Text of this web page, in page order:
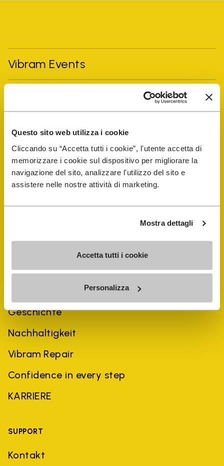
Questo sito web utilizza i cookie
Cliccando su “Accetta tutti i cookie”, l'utente accetta di
memorizzare i cookie sul dispositivo per migliorare la
navigazione del sito, analizzare l'utilizzo del sito e
assistere nelle nostre attività di marketing.
Mostra dettagli
Accetta tutti i cookie
Personalizza
Vibram Events
E-SHOP
Schuhreparatur-Finder
Store Locator
Geschichte
Nachhaltigkeit
Vibram Repair
Confidence in every step
KARRIERE
SUPPORT
Kontakt